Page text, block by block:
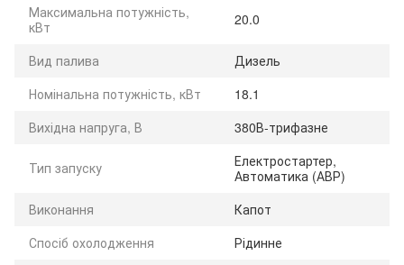
Максимальна потужність,
кВт
20.0
Вид палива
Дизель
Номінальна потужність, кВт
18.1
Вихідна напруга, В
380В-трифазне
Тип запуску
Електростартер,
Автоматика (АВР)
Виконання
Капот
Спосіб охолодження
Рідинне